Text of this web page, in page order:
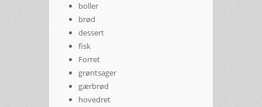
boller
brød
dessert
fisk
Forret
grøntsager
gærbrød
hovedret